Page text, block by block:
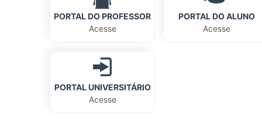
PORTAL DO PROFESSOR
Acesse
PORTAL DO ALUNO
Acesse
PORTAL UNIVERSITÁRIO
Acesse